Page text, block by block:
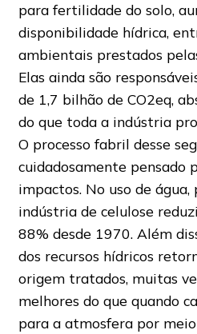
para fertilidade do solo,
disponibilidade hídrica,
ambientais prestados
Elas ainda são
de 1,7 bilhão de CO2eq,
do que toda a indústria
O processo fabril desse
cuidadosamente pensado
impactos. No uso de água,
indústria de celulose
88% desde 1970. Além
dos recursos hídricos
origem tratados, muitas
melhores do que quando
para a atmosfera por